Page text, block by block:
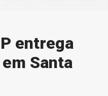
entrega
Santa